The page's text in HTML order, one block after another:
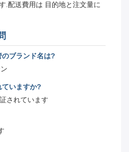
.配送費用は 目的地と注文量に
ブランド名は?
いますか?
されています